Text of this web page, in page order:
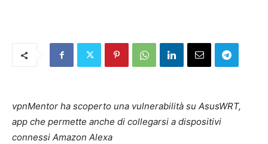
vpnMentor ha scoperto una vulnerabilità su AsusWRT,
app che permette anche di collegarsi a dispositivi
connessi Amazon Alexa